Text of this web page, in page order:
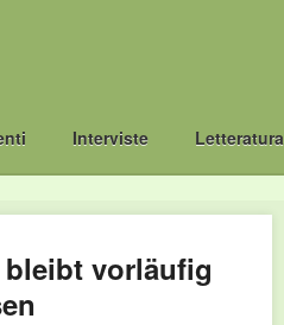
Interviste Letteratura
vorläufig